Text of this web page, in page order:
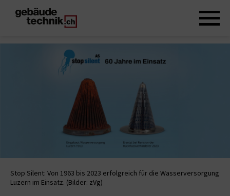
Stop Silent: Von 1963 bis 2023 erfolgreich für die Wasserversorgung
Luzern im Einsatz. (Bilder: zVg)